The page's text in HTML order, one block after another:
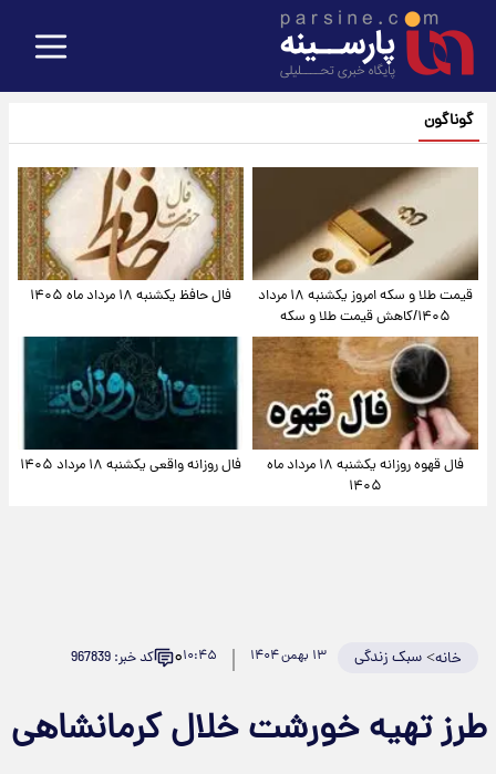
گوناگون
قیمت طلا و سکه امروز یکشنبه ۱۸ مرداد
۱۴۰۵/کاهش قیمت طلا و سکه
فال حافظ یکشنبه ۱۸ مرداد ماه ۱۴۰۵
فال قهوه روزانه یکشنبه ۱۸ مرداد ماه
۱۴۰۵
فال روزانه واقعی یکشنبه ۱۸ مرداد ۱۴۰۵
خانه>سبک زندگی ۱۳ بهمن ۱۴۰۴ ۱۰:۴۵۰ کد خبر: 967839
طرز تهیه خورشت خلال کرمانشاهی